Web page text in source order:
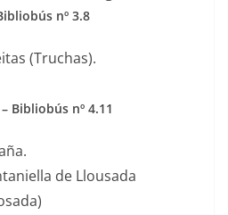
nº 3.8
(Truchas).
Bibliobús nº 4.11
de Llousada